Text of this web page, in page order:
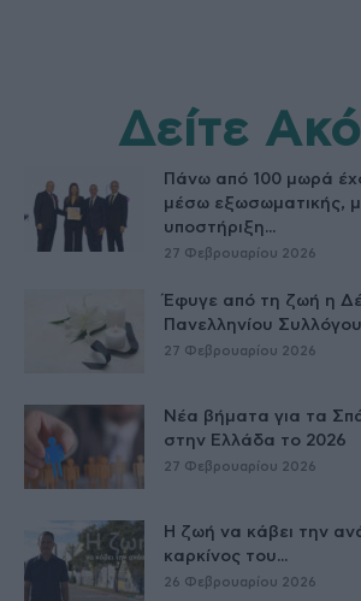
Δείτε
Πάνω από 100 μωρά
μέσω εξωσωματικής,
υποστήριξη...
27 Φεβρουαρίου 2026
Έφυγε από τη ζωή η
Πανελληνίου
27 Φεβρουαρίου 2026
Νέα βήματα για τα
στην Ελλάδα το 2026
27 Φεβρουαρίου 2026
Η ζωή να κάβει την
καρκίνος του...
26 Φεβρουαρίου 2026